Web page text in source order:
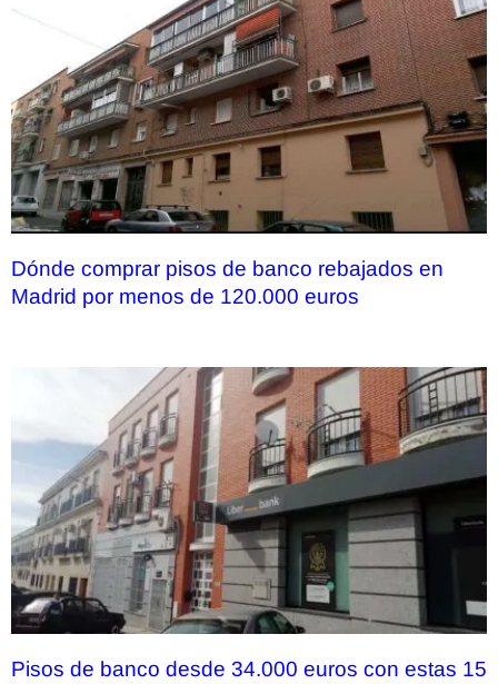
Dónde comprar pisos de banco rebajados en
Madrid por menos de 120.000 euros
Pisos de banco desde 34.000 euros con estas 15